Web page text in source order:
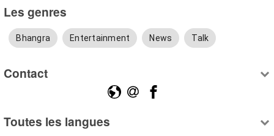
Les genres
Bhangra Entertainment News Talk
Contact
Toutes les langues